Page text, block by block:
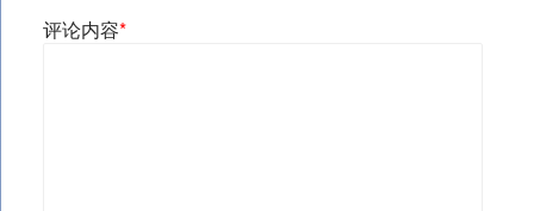
评论内容*